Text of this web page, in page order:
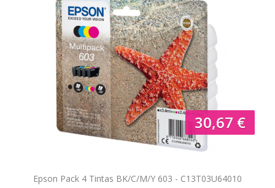
30,67 €
Epson Pack 4 Tintas BK/C/M/Y 603 - C13T03U64010